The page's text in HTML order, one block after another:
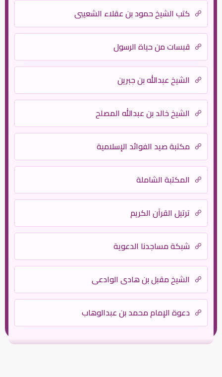
كتب الشيخ حمود بن عقلاء الشعيبي
قبسات من حياة الرسول
الشيخ عبدالله بن جبرين
الشيخ خالد بن عبدالله المصلح
مكتبة صيد الفوائد الإسلامية
المكتبة الشاملة
ترتيل القرآن الكريم
شبكة مساجدنا الدعوية
الشيخ مقبل بن هادي الوادعي
دعوة الإمام محمد بن عبدالوهاب